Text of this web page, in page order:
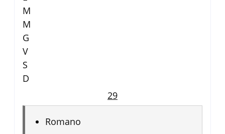
M
M
G
V
S
D
29
Romano